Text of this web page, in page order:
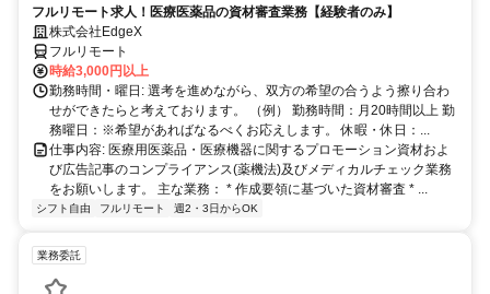
フルリモート求人！医療医薬品の資材審査業務【経験者のみ】
株式会社EdgeX
フルリモート
時給3,000円以上
勤務時間・曜日: 選考を進めながら、双方の希望の合うよう擦り合わ
せができたらと考えております。 （例） 勤務時間：月20時間以上 勤
務曜日：※希望があればなるべくお応えします。 休暇・休日：...
仕事内容: 医療用医薬品・医療機器に関するプロモーション資材およ
び広告記事のコンプライアンス(薬機法)及びメディカルチェック業務
をお願いします。 主な業務： * 作成要領に基づいた資材審査 * ...
シフト自由 フルリモート 週2・3日からOK
業務委託